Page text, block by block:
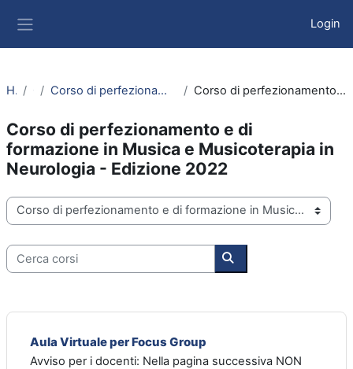
Login
Home Corsi Corso di perfezionamento e di formazione in Musica e Musicoterapia in Neurologia Corso di perfezionamento e di formazione in Musica e Musicoterapia in Neurologia - Edizione 2022
Corso di perfezionamento e di
formazione in Musica e Musicoterapia in
Neurologia - Edizione 2022
Categorie di corso
Cerca corsi
Cerca corsi
Aula Virtuale per Focus Group
Avviso per i docenti: Nella pagina successiva NON